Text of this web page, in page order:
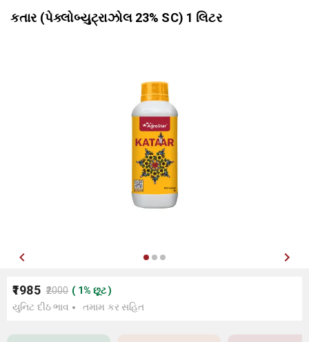
કતાર (પેક્લોબ્યુટ્રાઝોલ 23% SC) 1 લિટર
₹1985 ₹2000 ( 1% છૂટ)
યુનિટ દીઠ ભાવ
તમામ કર સહિત